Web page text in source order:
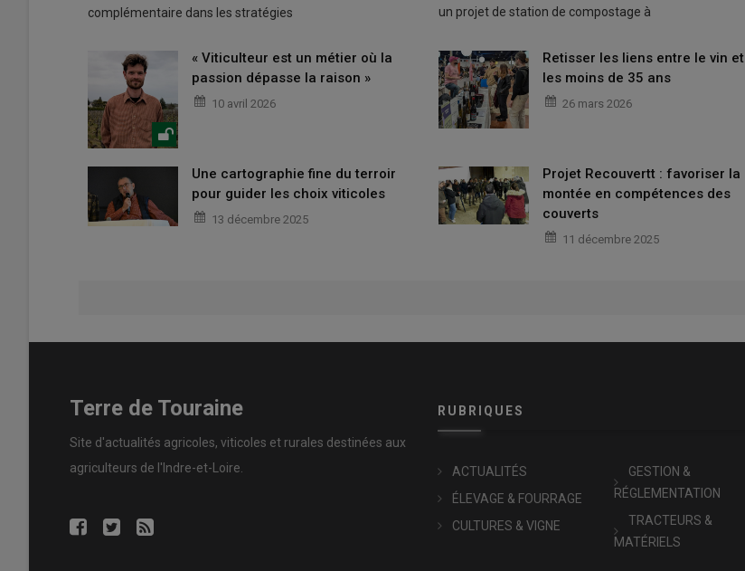
complémentaire dans les stratégies
un projet de station de compostage à
« Viticulteur est un métier où la
passion dépasse la raison »
10 avril 2026
Retisser les liens entre le vin et
les moins de 35 ans
26 mars 2026
Une cartographie fine du terroir
pour guider les choix viticoles
13 décembre 2025
Projet Recouvertt : favoriser la
montée en compétences des
couverts
11 décembre 2025
Terre de Touraine
Site d'actualités agricoles, viticoles et rurales destinées aux
agriculteurs de l'Indre-et-Loire.
RUBRIQUES
ACTUALITÉS
ÉLEVAGE & FOURRAGE
CULTURES & VIGNE
GESTION &
RÉGLEMENTATION
TRACTEURS &
MATÉRIELS